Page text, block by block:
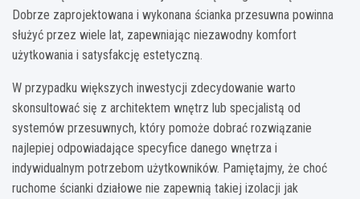
Dobrze zaprojektowana i wykonana ścianka przesuwna powinna
służyć przez wiele lat, zapewniając niezawodny komfort
użytkowania i satysfakcję estetyczną.
W przypadku większych inwestycji zdecydowanie warto
skonsultować się z architektem wnętrz lub specjalistą od
systemów przesuwnych, który pomoże dobrać rozwiązanie
najlepiej odpowiadające specyfice danego wnętrza i
indywidualnym potrzebom użytkowników. Pamiętajmy, że choć
ruchome ścianki działowe nie zapewnią takiej izolacji jak